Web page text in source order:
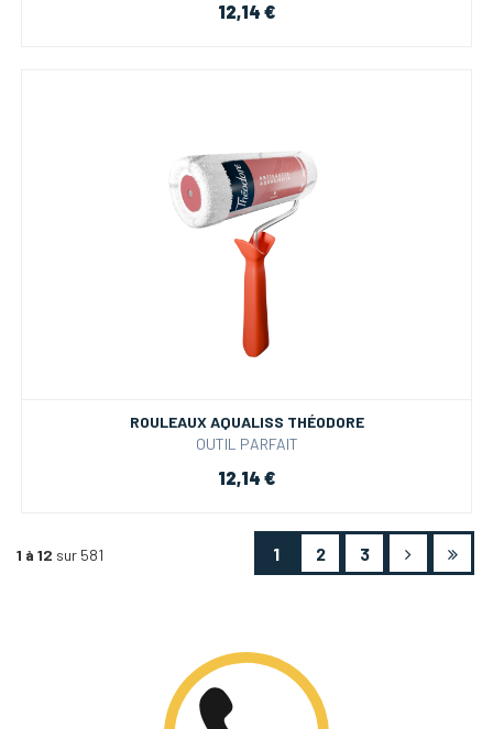
12,14 €
ROULEAUX AQUALISS THÉODORE
OUTIL PARFAIT
12,14 €
1 à 12 sur 581 1 2 3